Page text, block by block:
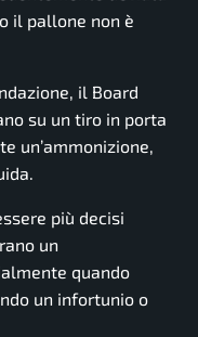
il pallone non è
il Board
su un tiro in porta
un’ammonizione,
più decisi
un
quando
un infortunio o